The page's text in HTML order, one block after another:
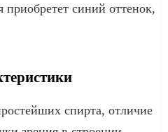
синий оттенок,
спирта, отличие